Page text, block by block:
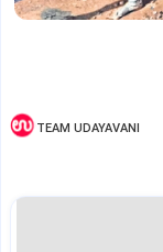
TEAM UDAYAVANI